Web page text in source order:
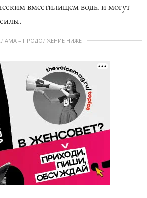
вместилищем воды и могут
– ПРОДОЛЖЕНИЕ НИЖЕ